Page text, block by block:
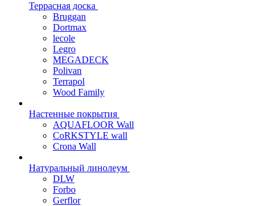
Террасная доска
Bruggan
Dortmax
lecole
Legro
MEGADECK
Polivan
Terrapol
Wood Family
Настенные покрытия
AQUAFLOOR Wall
CoRKSTYLE wall
Crona Wall
Натуральный линолеум
DLW
Forbo
Gerflor